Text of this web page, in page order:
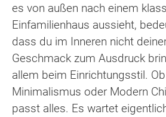
es von außen nach einem
Einfamilienhaus aussieht,
dass du im Inneren nicht
Geschmack zum Ausdruck
allem beim Einrichtungsstil.
Minimalismus oder Modern
passt alles. Es wartet